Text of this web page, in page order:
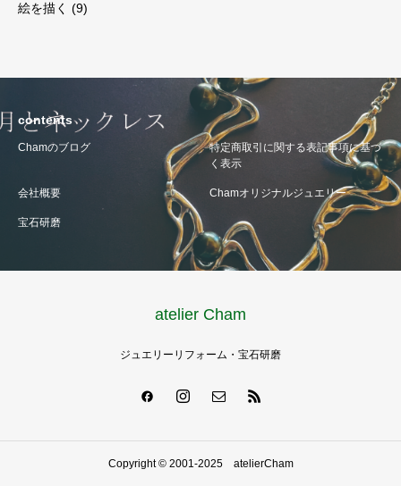
絵を描く (9)
contents
Chamのブログ
特定商取引に関する表記事項に基づ
く表示
会社概要 Chamオリジナルジュエリー
宝石研磨
atelier Cham
ジュエリーリフォーム・宝石研磨
Copyright © 2001-2025 atelierCham